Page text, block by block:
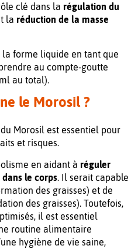
clé dans la régulation du
la réduction de la masse
la forme liquide en tant que
au compte-goutte
au total).
le Morosil ?
Morosil est essentiel pour
et risques.
en aidant à réguler
le corps. Il serait capable
des graisses) et de
des graisses). Toutefois,
il est essentiel
routine alimentaire
hygiène de vie saine,